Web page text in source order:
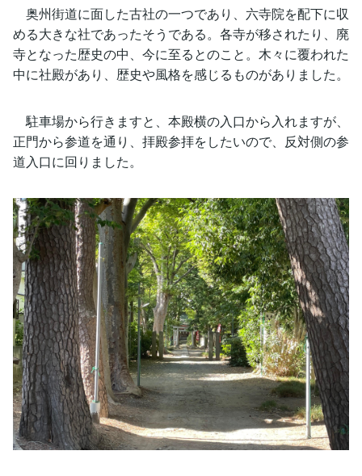
奥州街道に面した古社の一つであり、六寺院を配下に収
める大きな社であったそうである。各寺が移されたり、廃
寺となった歴史の中、今に至るとのこと。木々に覆われた
中に社殿があり、歴史や風格を感じるものがありました。
駐車場から行きますと、本殿横の入口から入れますが、
正門から参道を通り、拝殿参拝をしたいので、反対側の参
道入口に回りました。